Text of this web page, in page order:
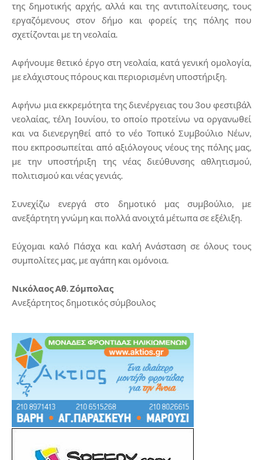
της δημοτικής αρχής, αλλά και της αντιπολίτευσης, τους
εργαζόμενους στον δήμο και φορείς της πόλης που
σχετίζονται με τη νεολαία.
Αφήνουμε θετικό έργο στη νεολαία, κατά γενική ομολογία,
με ελάχιστους πόρους και περιορισμένη υποστήριξη.
Αφήνω μια εκκρεμότητα της διενέργειας του 3ου φεστιβάλ
νεολαίας, τέλη Ιουνίου, το οποίο προτείνω να οργανωθεί
και να διενεργηθεί από το νέο Τοπικό Συμβούλιο Νέων,
που εκπροσωπείται από αξιόλογους νέους της πόλης μας,
με την υποστήριξη της νέας διεύθυνσης αθλητισμού,
πολιτισμού και νέας γενιάς.
Συνεχίζω ενεργά στο δημοτικό μας συμβούλιο, με
ανεξάρτητη γνώμη και πολλά ανοιχτά μέτωπα σε εξέλιξη.
Εύχομαι καλό Πάσχα και καλή Ανάσταση σε όλους τους
συμπολίτες μας, με αγάπη και ομόνοια.
Νικόλαος Αθ. Ζόμπολας
Ανεξάρτητος δημοτικός σύμβουλος